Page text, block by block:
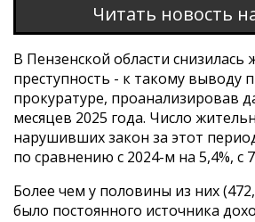
Читать новость
В Пензенской области снизилась
преступность - к такому выводу
прокуратуре, проанализировав
месяцев 2025 года. Число
нарушивших закон за этот
по сравнению с 2024-м на 5,4%, с
Более чем у половины из них
было постоянного источника